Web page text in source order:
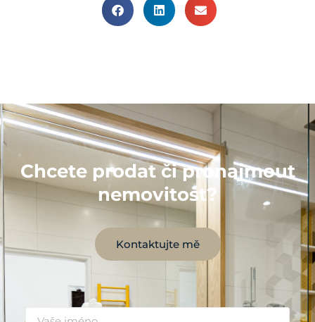
Chcete prodat či pronajmout
nemovitost?
Kontaktujte mě